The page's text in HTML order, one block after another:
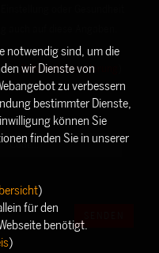
oder Gesundheit
( Datenschutzerklärung
notwendig sind, um die
wir Dienste von
zu verbessern
bestimmter Dienste,
können Sie
finden Sie in unserer
)
für den
benötigt.
)